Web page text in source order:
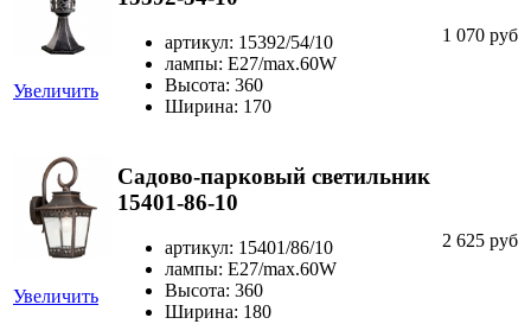
Увеличить
артикул: 15392/54/10
лампы: Е27/max.60W
Высота: 360
Ширина: 170
1 070 руб
Увеличить
Садово-парковый светильник
15401-86-10
артикул: 15401/86/10
лампы: Е27/max.60W
Высота: 360
Ширина: 180
2 625 руб